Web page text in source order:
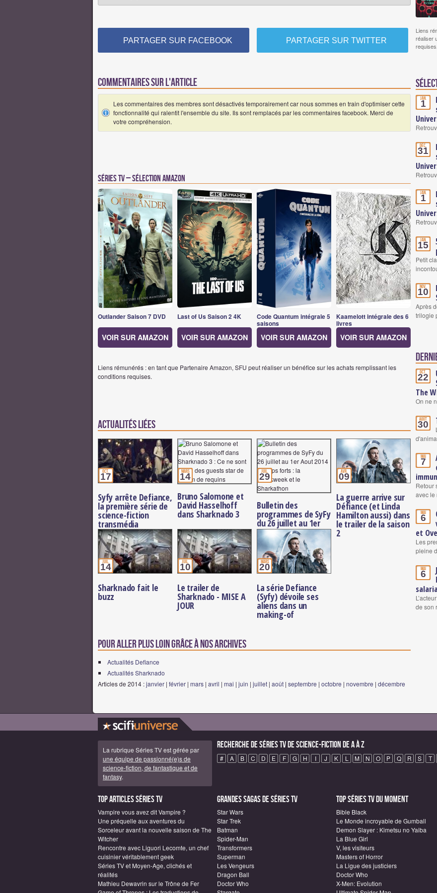
PARTAGER SUR FACEBOOK PARTAGER SUR TWITTER
Commentaires sur l'article
Les commentaires des membres sont désactivés temporairement car nous sommes en train d'optimiser cette
fonctionnalité qui ralentit l'ensemble du site. Ils sont remplacés par les commentaires facebook. Merci de
votre compréhension.
Séries TV – Sélection Amazon
Outlander Saison 7 DVD
VOIR SUR AMAZON
Last of Us Saison 2 4K
VOIR SUR AMAZON
Code Quantum intégrale 5
saisons
VOIR SUR AMAZON
Kaamelott intégrale des 6
livres
VOIR SUR AMAZON
Liens rémunérés : en tant que Partenaire Amazon, SFU peut réaliser un bénéfice sur les achats remplissant les
conditions requises.
Actualités Liées
oct.
17
Syfy arrête Defiance,
la première série de
science-fiction
transmédia
mars
14
Bruno Salomone et
David Hasselhoff
dans Sharknado 3
juil.
29
Bulletin des
programmes de SyFy
du 26 juillet au 1er
Aout 2014
avr.
09
La guerre arrive sur
Défiance (et Linda
Hamilton aussi) dans
le trailer de la saison
2
juil.
14
Sharknado fait le
buzz
juil.
10
Le trailer de
Sharknado - MISE A
JOUR
mars
20
La série Defiance
(Syfy) dévoile ses
aliens dans un
making-of
Pour aller plus loin grâce à nos archives
Actualités Defiance
Actualités Sharknado
Articles de 2014 :janvier | février | mars | avril | mai | juin | juillet | août | septembre | octobre | novembre | décembre
Liens
réaliser
requises.
Jan.
1
Déc.
31
Jan.
1
Jan.
15
Petit
Nov.
10
Après
trilogie
Oct.
22
The
On ne
Août
30
Mai
7
Retour
avec le
Mai
6
et
Les
pleine
Mai
6
de son
La rubrique Séries TV est gérée par
une équipe de passionné(e)s de
science-fiction, de fantastique et de
fantasy.
Recherche de Séries TV de science-fiction de A à Z
# A B C D E F G H I J K L M N O P Q R S T
Top articles Séries TV
Vampire vous avez dit Vampire ?
Une préquelle aux aventures du
Sorceleur avant la nouvelle saison de The
Witcher
Rencontre avec Liguori Lecomte, un chef
cuisinier véritablement geek
Séries TV et Moyen-Age, clichés et
réalités
Mathieu Dewavrin sur le Trône de Fer
Grandes sagas de Séries TV
Star Wars
Star Trek
Batman
Spider-Man
Transformers
Superman
Les Vengeurs
Dragon Ball
Doctor Who
Top Séries TV du moment
Bible Black
Le Monde incroyable de Gumball
Demon Slayer : Kimetsu no Yaiba
La Blue Girl
V, les visiteurs
Masters of Horror
La Ligue des justiciers
Doctor Who
X-Men: Evolution